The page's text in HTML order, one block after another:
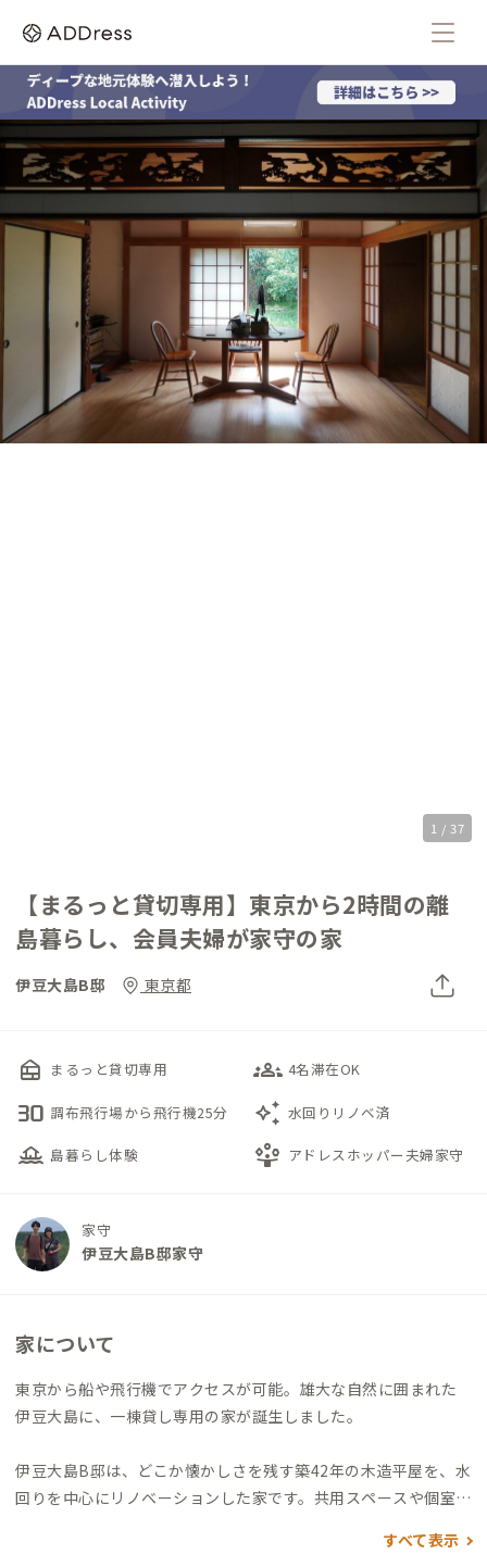
1 / 37
【まるっと貸切専用】東京から2時間の離
島暮らし、会員夫婦が家守の家
伊豆大島B邸 東京都
nest_multi_room まるっと貸切専用 groups_3 4名滞在OK
30fps 調布飛行場から飛行機25分 auto_awesome 水回りリノベ済
houseboat 島暮らし体験 person_play アドレスホッパー夫婦家守
家守
伊豆大島B邸家守
家について
東京から船や飛行機でアクセスが可能。雄大な自然に囲まれた
伊豆大島に、一棟貸し専用の家が誕生しました。
伊豆大島B邸は、どこか懐かしさを残す築42年の木造平屋を、水
回りを中心にリノベーションした家です。共用スペースや個室に
すべて表示